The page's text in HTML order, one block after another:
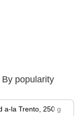
By popularity